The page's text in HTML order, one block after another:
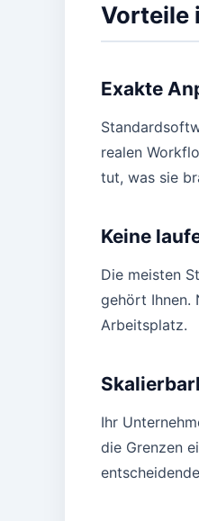
Vorteile
Exakte
realen
tut, was sie
Keine
Die meisten
gehört Ihnen.
Arbeitsplatz.
Ihr
die Grenzen